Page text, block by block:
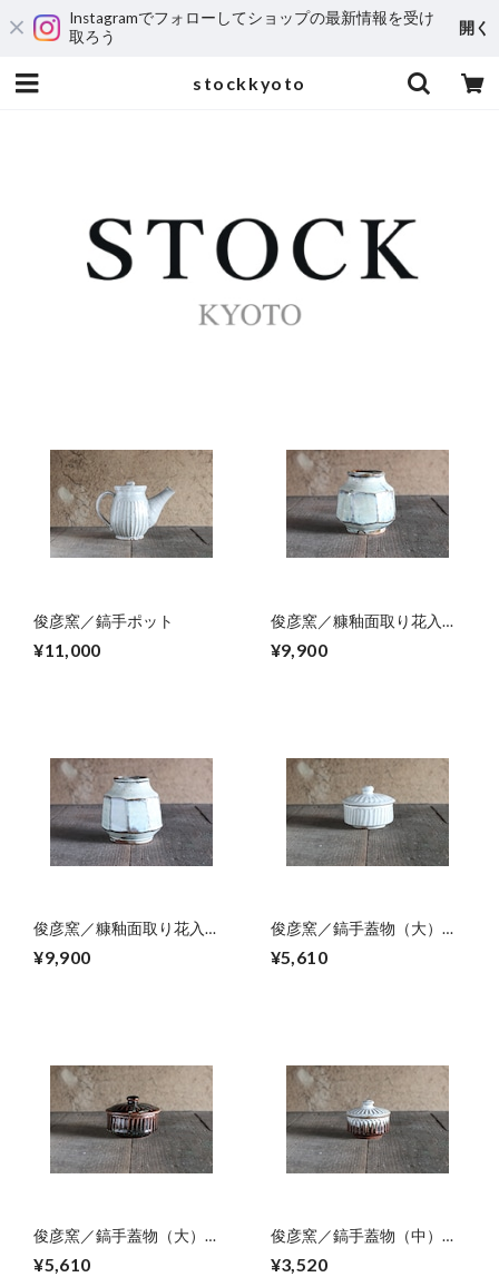
Instagramでフォローしてショップの最新情報を受け
取ろう
開く
stockkyoto
俊彦窯／鎬手ポット
¥11,000
俊彦窯／糠釉面取り花入
¥9,900
俊彦窯／糠釉面取り花入
¥9,900
俊彦窯／鎬手蓋物（大）
¥5,610
俊彦窯／鎬手蓋物（大）
01
¥5,610
俊彦窯／鎬手蓋物（中）
02
¥3,520